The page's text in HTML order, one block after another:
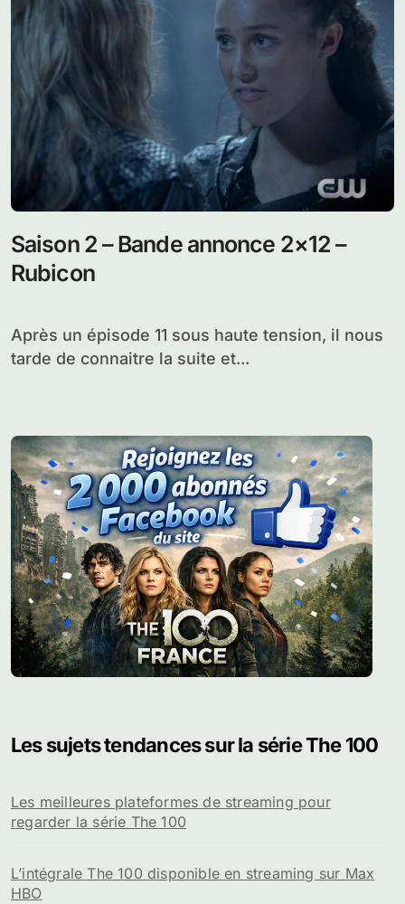
Saison 2 – Bande annonce 2×12 –
Rubicon
Après un épisode 11 sous haute tension, il nous
tarde de connaitre la suite et...
Les sujets tendances sur la série The 100
Les meilleures plateformes de streaming pour
regarder la série The 100
L’intégrale The 100 disponible en streaming sur Max
HBO